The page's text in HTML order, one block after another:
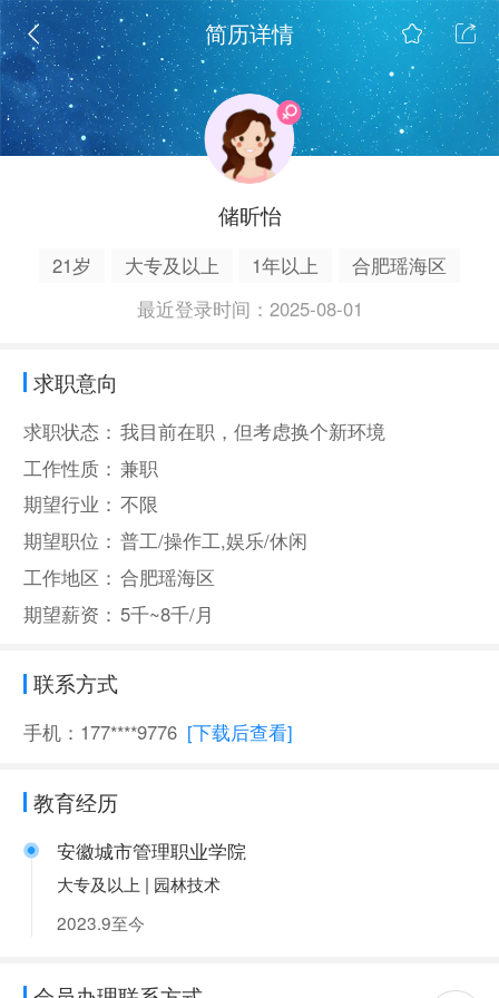
简历详情
储昕怡
21岁 大专及以上 1年以上
合肥瑶海区
最近登录时间：2025-08-01
求职意向
求职状态： 我目前在职，但考虑换个新环境
工作性质： 兼职
期望行业： 不限
期望职位： 普工/操作工,娱乐/休闲
工作地区： 合肥瑶海区
期望薪资： 5千~8千/月
联系方式
手机：177****9776 [下载后查看]
教育经历
安徽城市管理职业学院
大专及以上 | 园林技术
2023.9至今